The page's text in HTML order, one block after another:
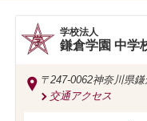
学校法人
鎌倉学園 中学
〒247-0062神奈川県
交通アクセス